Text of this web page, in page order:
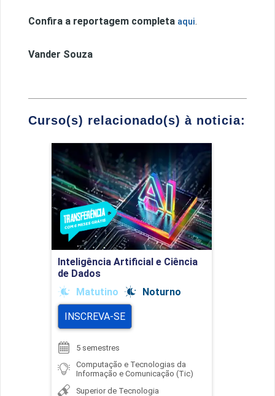
Confira a reportagem completa aqui.
Vander Souza
Curso(s) relacionado(s) à noticia:
Inteligência Artificial e Ciência
de Dados
Matutino
Noturno
INSCREVA-SE
5 semestres
Computação e Tecnologias da
Informação e Comunicação (Tic)
Superior de Tecnologia
Inteligência Artificial e
Ciência de Dados
Detalhes do curso
Ir para Inscrição